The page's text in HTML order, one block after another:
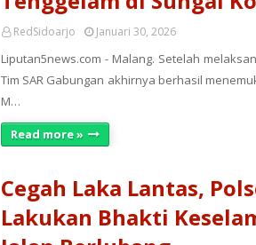
RedSidoarjo Januari 30, 2026
Liputan5news.com - Malang. Setelah
Tim SAR Gabungan akhirnya berhasil
M…
Read more »
Cegah Laka Lantas,
Lakukan Bhakti